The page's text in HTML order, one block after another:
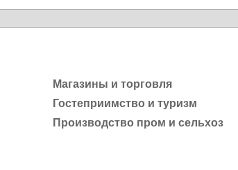
Магазины и торговля
Гостеприимство и туризм
Производство пром и сельхоз